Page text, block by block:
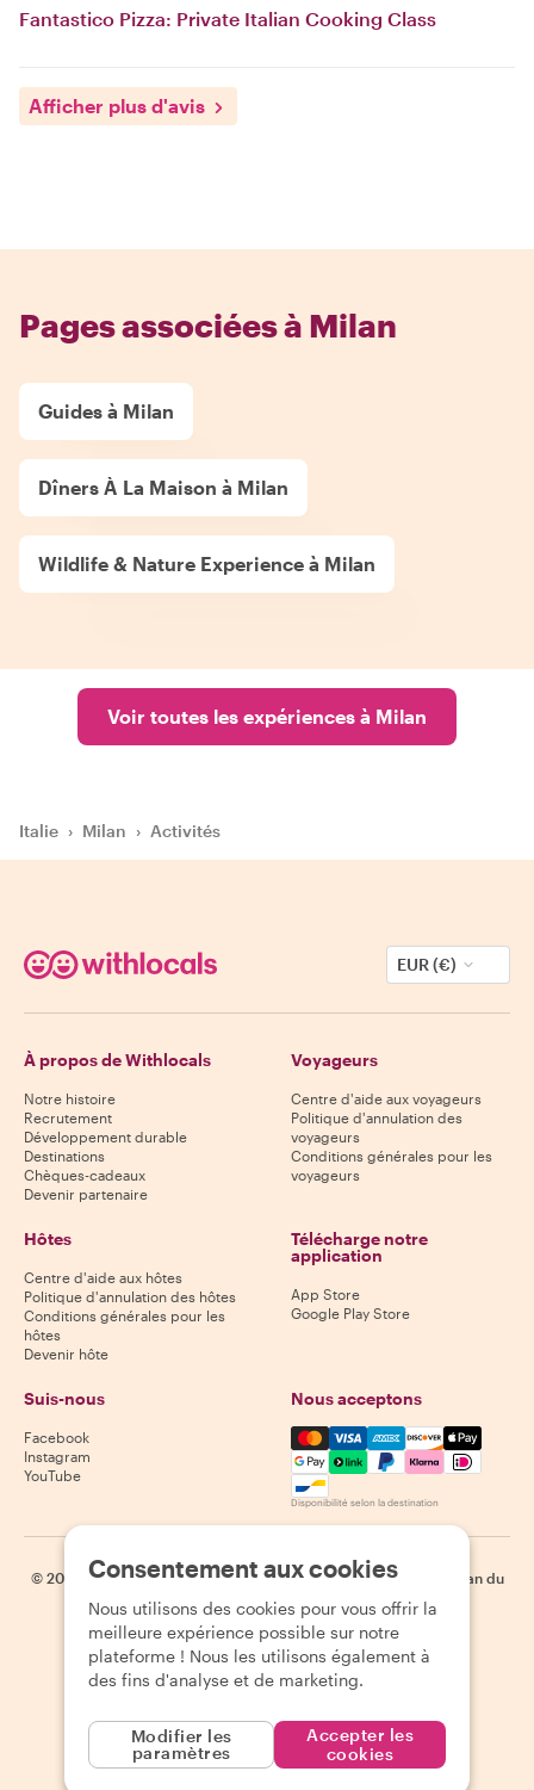
Fantastico Pizza: Private Italian Cooking Class
Afficher plus d'avis
Pages associées à Milan
Guides à Milan
Dîners À La Maison à Milan
Wildlife & Nature Experience à Milan
Voir toutes les expériences à Milan
Italie › Milan › Activités
EUR (€)
À propos de Withlocals
Notre histoire
Recrutement
Développement durable
Destinations
Chèques-cadeaux
Devenir partenaire
Voyageurs
Centre d'aide aux voyageurs
Politique d'annulation des
voyageurs
Conditions générales pour les
voyageurs
Hôtes
Centre d'aide aux hôtes
Politique d'annulation des hôtes
Conditions générales pour les
hôtes
Devenir hôte
Télécharge notre
application
App Store
Google Play Store
Suis-nous
Facebook
Instagram
YouTube
Nous acceptons
Mastercard, Visa, Amex,
Disponibilité selon la destination
© 2026 Withlocals.com | Politique de confidentialité | Cookies
Plan du
site
Consentement aux cookies
Nous utilisons des cookies pour vous offrir la
meilleure expérience possible sur notre
plateforme ! Nous les utilisons également à
des fins d'analyse et de marketing.
Modifier les
paramètres
Accepter les
cookies